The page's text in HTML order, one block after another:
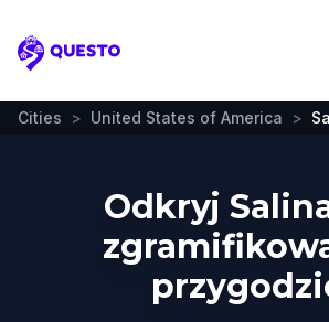
Questo
Cities > United States of America >
Odkryj